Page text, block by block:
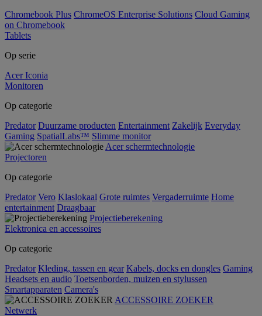
Chromebook Plus ChromeOS Enterprise Solutions Cloud Gaming
on Chromebook
Tablets
Op serie
Acer Iconia
Monitoren
Op categorie
Predator Duurzame producten Entertainment Zakelijk Everyday
Gaming SpatialLabs™ Slimme monitor
Acer schermtechnologie
Projectoren
Op categorie
Predator Vero Klaslokaal Grote ruimtes Vergaderruimte Home
entertainment Draagbaar
Projectieberekening
Elektronica en accessoires
Op categorie
Predator Kleding, tassen en gear Kabels, docks en dongles Gaming
Headsets en audio Toetsenborden, muizen en stylussen
Smartapparaten Camera's
ACCESSOIRE ZOEKER
Netwerk